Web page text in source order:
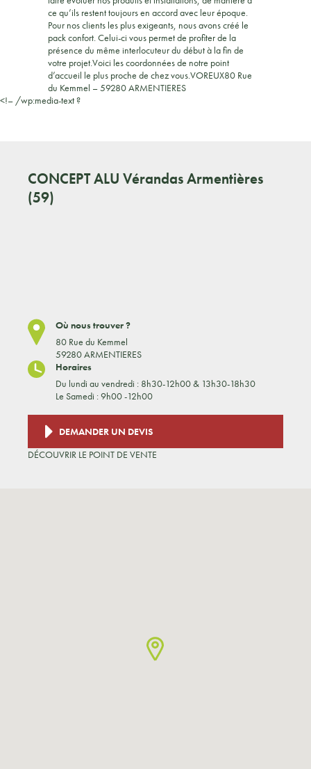
ce qu’ils restent toujours en accord avec leur époque.
Pour nos clients les plus exigeants, nous avons créé le
pack confort. Celui-ci vous permet de profiter de la
présence du même interlocuteur du début à la fin de
votre projet.Voici les coordonnées de notre point
d’accueil le plus proche de chez vous.VOREUX80 Rue
du Kemmel – 59280 ARMENTIERES
<!– /wp:media-text ?
CONCEPT ALU Vérandas Armentières
(59)
Où nous trouver ?
80 Rue du Kemmel
59280 ARMENTIERES
Horaires
Du lundi au vendredi : 8h30-12h00 & 13h30-18h30
Le Samedi : 9h00 -12h00
DEMANDER UN DEVIS
DÉCOUVRIR LE POINT DE VENTE